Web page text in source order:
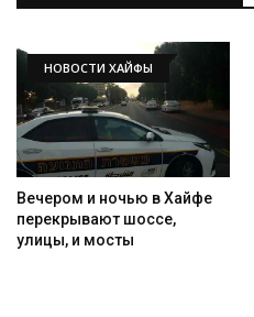
НОВОСТИ ХАЙФЫ
Вечером и ночью в Хайфе
перекрывают шоссе,
улицы, и мосты